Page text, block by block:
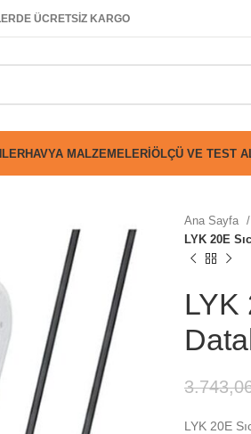
ÜCRETSİZ KARGO
HAVYA MALZEMELERIÖLÇÜ VE TEST
Ana Sayfa
LYK 20E
LYK
LYK 20E